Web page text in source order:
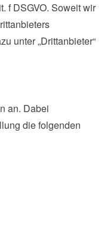
f DSGVO. Soweit wir
unter „Drittanbieter“
an. Dabei
die folgenden